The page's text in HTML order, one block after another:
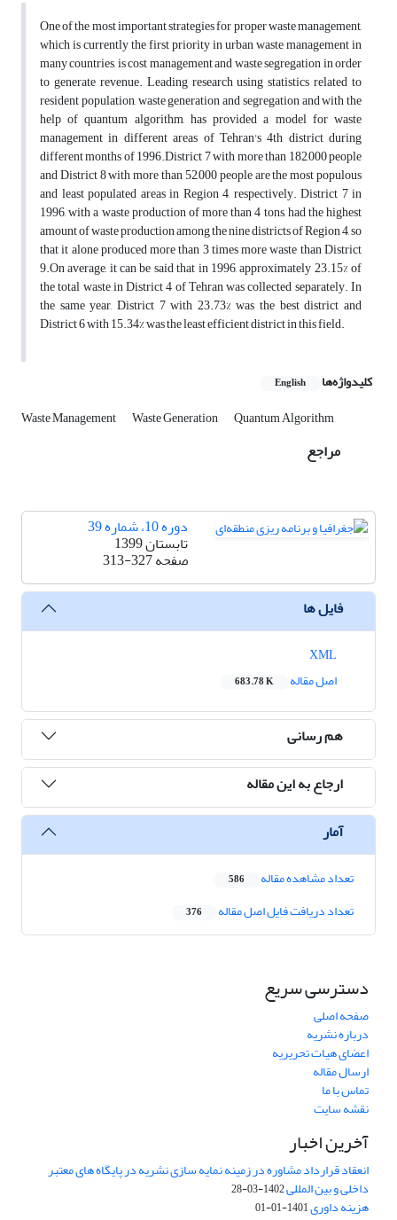
One of the most important strategies for proper waste management,
which is currently the first priority in urban waste management in
many countries, is cost management and waste segregation in order
to generate revenue. Leading research using statistics related to
resident population, waste generation and segregation and with the
help of quantum algorithm, has provided a model for waste
management in different areas of Tehran's 4th district during
different months of 1996.District 7 with more than 182,000 people
and District 8 with more than 52,000 people are the most populous
and least populated areas in Region 4, respectively. District 7 in
1996, with a waste production of more than 4 tons, had the highest
amount of waste production among the nine districts of Region 4, so
that it alone produced more than 3 times more waste than District
9.On average, it can be said that in 1996, approximately 23.15% of
the total waste in District 4 of Tehran was collected separately. In
the same year, District 7 with 23.73% was the best district and
District 6 with 15.34% was the least efficient district in this field.
کلیدواژه‌ها English
Waste Management Waste Generation Quantum Algorithm
مراجع
دوره 10، شماره 39
تابستان 1399
صفحه313-327
فایل ها
اصل مقاله
683.78 K
هم رسانی
ارجاع به این مقاله
آمار
تعداد مشاهده مقاله 586
تعداد دریافت فایل اصل مقاله 376
دسترسی سریع
صفحه اصلی
درباره نشریه
اعضای هیات تحریریه
ارسال مقاله
تماس با ما
نقشه سایت
آخرین اخبار
انعقاد قرارداد مشاوره در زمینه نمایه سازی نشریه در پایگاه های معتبر
داخلی و بین المللی1402-03-28
هزینه داوری1401-01-01